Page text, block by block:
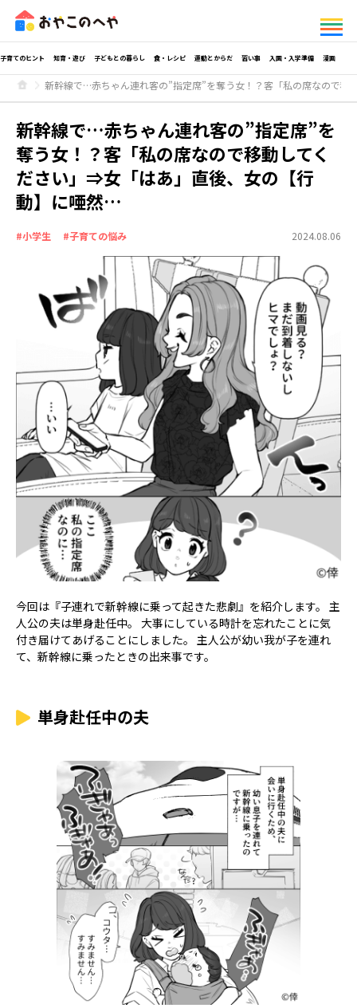
子育てのヒント 知育・遊び 子どもとの暮らし 食・レシピ 運動とからだ 習い事 入園・入学準備 漫画
新幹線で…赤ちゃん連れ客の”指定席”を奪う女！？客「私の席なので
新幹線で…赤ちゃん連れ客の”指定席”を
奪う女！？客「私の席なので移動してく
ださい」⇒女「はあ」直後、女の【行
動】に唖然…
#小学生 #子育ての悩み 2024.08.06
今回は『子連れで新幹線に乗って起きた悲劇』を紹介します。 主
人公の夫は単身赴任中。 大事にしている時計を忘れたことに気
付き届けてあげることにしました。 主人公が幼い我が子を連れ
て、新幹線に乗ったときの出来事です。
単身赴任中の夫